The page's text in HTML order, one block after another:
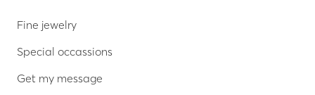
Fine jewelry
Special occassions
Get my message